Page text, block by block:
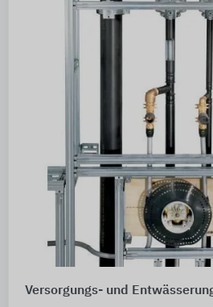
Versorgungs- und